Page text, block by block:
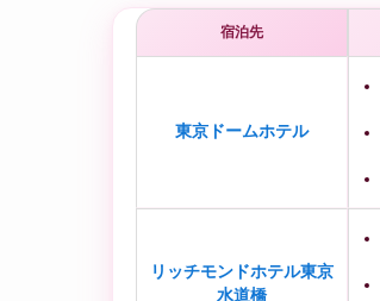
宿泊先
東京ドームホテル
リッチモンドホテル東京
水道橋